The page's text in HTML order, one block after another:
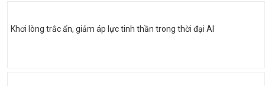
Khơi lòng trắc ẩn, giảm áp lực tinh thần trong thời đại AI